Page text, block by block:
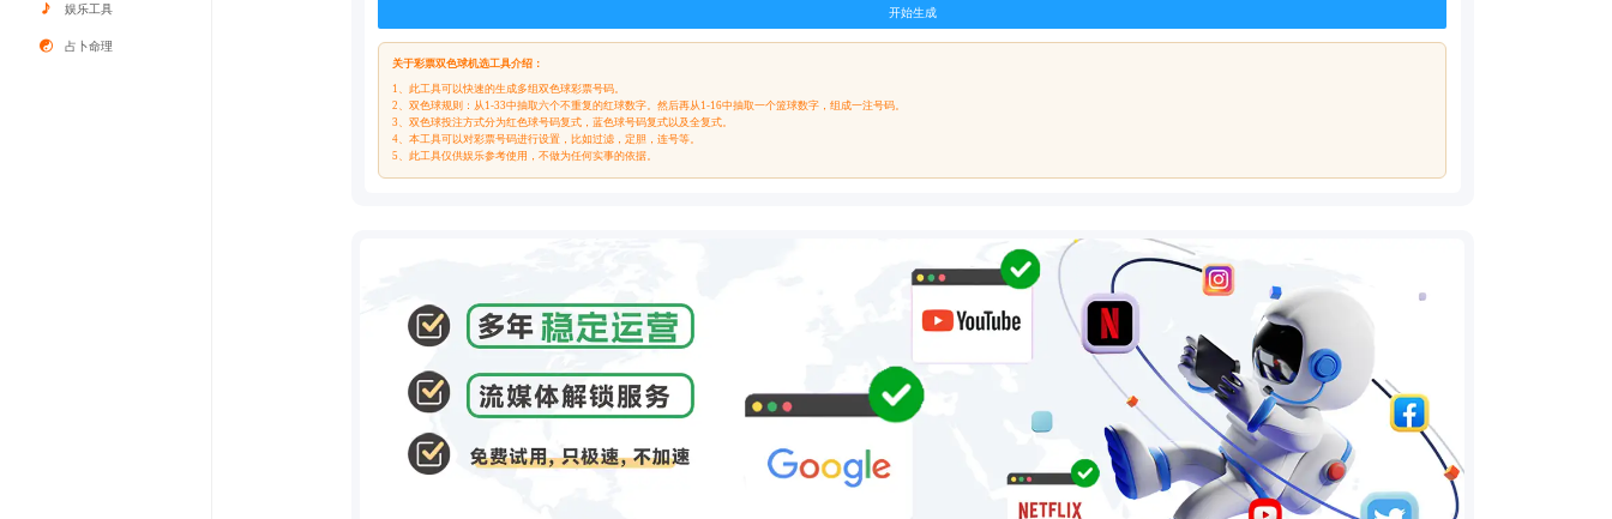
娱乐工具
占卜命理
开始生成
关于彩票双色球机选工具介绍：
1、此工具可以快速的生成多组双色球彩票号码。
2、双色球规则：从1-33中抽取六个不重复的红球数字。然后再从1-16中抽取一个篮球数字，组成一注号码。
3、双色球投注方式分为红色球号码复式，蓝色球号码复式以及全复式。
4、本工具可以对彩票号码进行设置，比如过滤，定胆，连号等。
5、此工具仅供娱乐参考使用，不做为任何实事的依据。